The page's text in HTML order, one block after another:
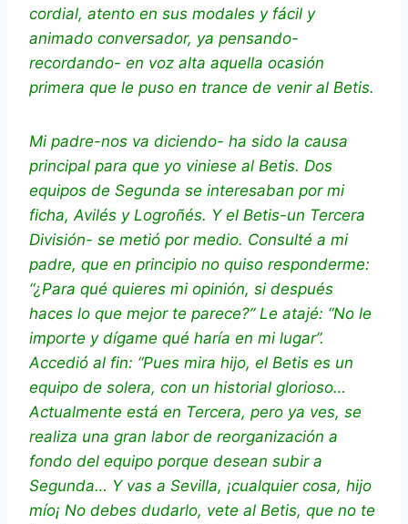
cordial, atento en sus modales y fácil y
animado conversador, ya pensando-
recordando- en voz alta aquella ocasión
primera que le puso en trance de venir al Betis.
Mi padre-nos va diciendo- ha sido la causa
principal para que yo viniese al Betis. Dos
equipos de Segunda se interesaban por mi
ficha, Avilés y Logroñés. Y el Betis-un Tercera
División- se metió por medio. Consulté a mi
padre, que en principio no quiso responderme:
“¿Para qué quieres mi opinión, si después
haces lo que mejor te parece?” Le atajé: “No le
importe y dígame qué haría en mi lugar”.
Accedió al fin: “Pues mira hijo, el Betis es un
equipo de solera, con un historial glorioso…
Actualmente está en Tercera, pero ya ves, se
realiza una gran labor de reorganización a
fondo del equipo porque desean subir a
Segunda… Y vas a Sevilla, ¡cualquier cosa, hijo
mío¡ No debes dudarlo, vete al Betis, que no te